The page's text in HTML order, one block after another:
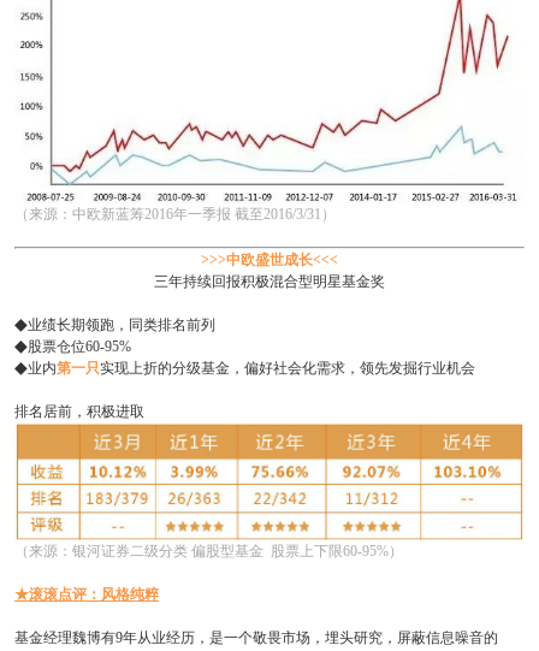
（来源：中欧新蓝筹2016年一季报 截至2016/3/31）
>>>中欧盛世成长<<<
三年持续回报积极混合型明星基金奖
◆业绩长期领跑，同类排名前列
◆股票仓位60-95%
◆业内第一只实现上折的分级基金，偏好社会化需求，领先发掘行业机会
排名居前，积极进取
（来源：银河证券二级分类 偏股型基金 股票上下限60-95%）
★滚滚点评：风格纯粹
基金经理魏博有9年从业经历，是一个敬畏市场，埋头研究，屏蔽信息噪音的